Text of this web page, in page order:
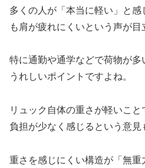
多くの人が「本当に軽い」と
も肩が疲れにくいという声が目
特に通勤や通学などで荷物が
うれしいポイントですよね。
リュック自体の重さが軽いこ
負担が少なく感じるという意見
重さを感じにくい構造が「無重